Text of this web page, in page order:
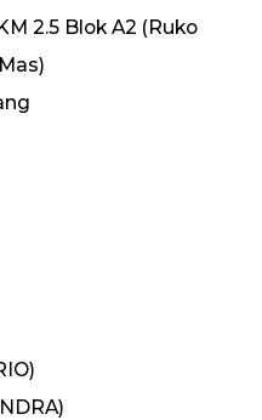
2.5 Blok A2 (Ruko